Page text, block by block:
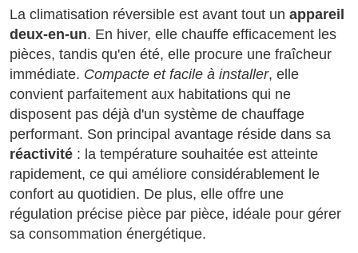
La climatisation réversible est avant tout un appareil
deux-en-un. En hiver, elle chauffe efficacement les
pièces, tandis qu'en été, elle procure une fraîcheur
immédiate. Compacte et facile à installer, elle
convient parfaitement aux habitations qui ne
disposent pas déjà d'un système de chauffage
performant. Son principal avantage réside dans sa
réactivité : la température souhaitée est atteinte
rapidement, ce qui améliore considérablement le
confort au quotidien. De plus, elle offre une
régulation précise pièce par pièce, idéale pour gérer
sa consommation énergétique.